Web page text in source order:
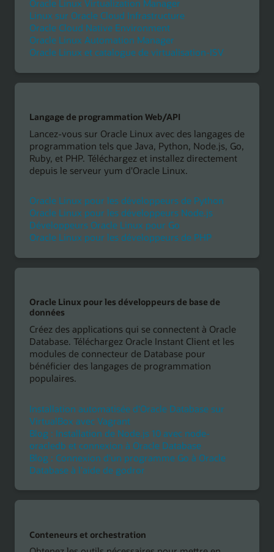
Oracle Linux Virtualization Manager
Linux sur Oracle Cloud Infrastructure
Oracle Cloud Native Environment
Oracle Linux Automation Manager
Oracle Linux et catalogue de virtualisation-ISV
Langage de programmation Web/API
Lancez-vous sur Oracle Linux avec des langages de
programmation tels que Java, Python, Node.js, Go,
Ruby, et PHP. Téléchargez et installez directement
depuis le serveur yum d'Oracle Linux.
Oracle Linux pour les développeurs de Python
Oracle Linux pour les développeurs Node.js
Développeurs Oracle Linux pour Go
Oracle Linux pour les développeurs de PHP
Oracle Linux pour les développeurs de base de
données
Créez des applications qui se connectent à Oracle
Database. Téléchargez Oracle Instant Client et les
modules de connecteur de Database pour
bénéficier des langages de programmation
populaires.
Installation automatisée d'Oracle Database sur
VirtualBox avec Vagrant
Blog : Installation de Node.js 10 avec node-
oracledb et connexion à Oracle Database
Blog : Connexion d'un programme Go à Oracle
Database à l'aide de godror
Conteneurs et orchestration